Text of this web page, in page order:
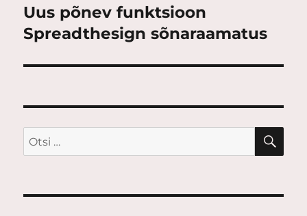
Uus põnev funktsioon
Spreadthesign sõnaraamatus
Otsi: